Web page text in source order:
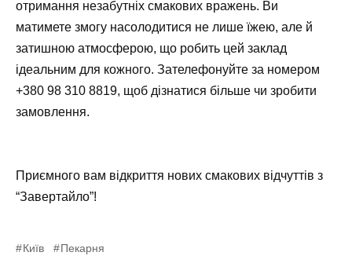
отримання незабутніх смакових вражень. Ви
матимете змогу насолодитися не лише їжею, але й
затишною атмосферою, що робить цей заклад
ідеальним для кожного. Зателефонуйте за номером
+380 98 310 8819, щоб дізнатися більше чи зробити
замовлення.
Приємного вам відкриття нових смакових відчуттів з
“Завертайло”!
Київ Пекарня